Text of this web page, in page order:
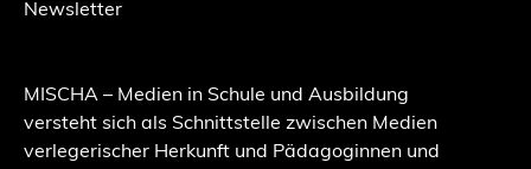
Newsletter
MISCHA – Medien in Schule und Ausbildung
versteht sich als Schnittstelle zwischen Medien
verlegerischer Herkunft und Pädagoginnen und